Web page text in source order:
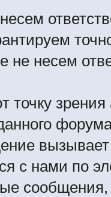
несем
зрения
с нами по